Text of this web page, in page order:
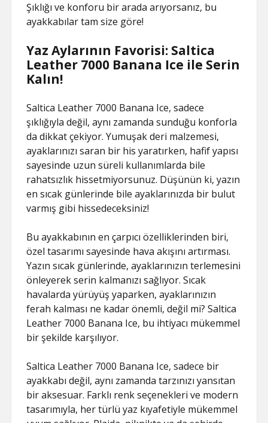
Şıklığı ve konforu bir arada arıyorsanız, bu
ayakkabılar tam size göre!
Yaz Aylarının Favorisi: Saltica
Leather 7000 Banana Ice ile Serin
Kalın!
Saltica Leather 7000 Banana Ice, sadece
şıklığıyla değil, aynı zamanda sunduğu konforla
da dikkat çekiyor. Yumuşak deri malzemesi,
ayaklarınızı saran bir his yaratırken, hafif yapısı
sayesinde uzun süreli kullanımlarda bile
rahatsızlık hissetmiyorsunuz. Düşünün ki, yazın
en sıcak günlerinde bile ayaklarınızda bir bulut
varmış gibi hissedeceksiniz!
Bu ayakkabının en çarpıcı özelliklerinden biri,
özel tasarımı sayesinde hava akışını artırması.
Yazın sıcak günlerinde, ayaklarınızın terlemesini
önleyerek serin kalmanızı sağlıyor. Sıcak
havalarda yürüyüş yaparken, ayaklarınızın
ferah kalması ne kadar önemli, değil mi? Saltica
Leather 7000 Banana Ice, bu ihtiyacı mükemmel
bir şekilde karşılıyor.
Saltica Leather 7000 Banana Ice, sadece bir
ayakkabı değil, aynı zamanda tarzınızı yansıtan
bir aksesuar. Farklı renk seçenekleri ve modern
tasarımıyla, her türlü yaz kıyafetiyle mükemmel